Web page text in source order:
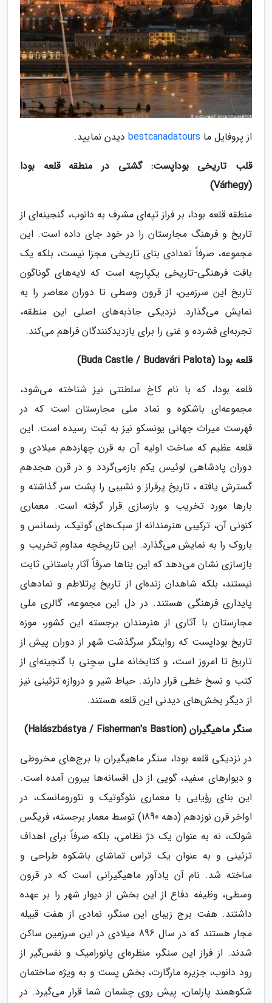
از پروفایل ما bestcanadatours دیدن نمایید.
قلب تاریخی بوداپست: گشتی در منطقه قلعه بودا
(Várhegy)
منطقه قلعه بودا، بر فراز تپه‌ای مشرف به دانوب، گنجینه‌ای از
تاریخ و فرهنگ مجارستان را در خود جای داده است. این
مجموعه، صرفاً تعدادی بنای تاریخی مجزا نیست، بلکه یک
بافت فرهنگی-تاریخی یکپارچه است که لایه‌های گوناگون
تاریخ این سرزمین، از قرون وسطی تا دوران معاصر را به
نمایش می‌گذارد. نزدیکی جاذبه‌های اصلی این منطقه،
تجربه‌ای فشرده و غنی را برای بازدیدکنندگان فراهم می‌کند.
قلعه بودا (Buda Castle / Budavári Palota)
قلعه بودا، که با نام کاخ سلطنتی نیز شناخته می‌شود،
مجموعه‌ای باشکوه و نماد ملی مجارستان است که در
فهرست میراث جهانی یونسکو نیز به ثبت رسیده است. این
قلعه عظیم که ساخت اولیه آن به قرن چهاردهم میلادی و
دوران پادشاهی لوئیس یکم بازمی‌گردد و در قرن هجدهم
گسترش یافته ، تاریخ پرفراز و نشیبی را پشت سر گذاشته و
بارها مورد تخریب و بازسازی قرار گرفته است. معماری
کنونی آن، ترکیبی هنرمندانه از سبک‌های گوتیک، رنسانس و
باروک را به نمایش می‌گذارد. این تاریخچه مداوم تخریب و
بازسازی نشان می‌دهد که این بناها صرفاً آثار باستانی ثابت
نیستند، بلکه شاهدان زنده‌ای از تاریخ پرتلاطم و نمادهای
پایداری فرهنگی هستند. در دل این مجموعه، گالری ملی
مجارستان با آثاری از هنرمندان برجسته این کشور، موزه
تاریخ بوداپست که روایتگر سرگذشت شهر از دوران پیش از
تاریخ تا امروز است، و کتابخانه ملی سِچِنی با گنجینه‌ای از
کتب و نسخ خطی قرار دارند. حیاط شیر و دروازه تزئینی نیز
از دیگر بخش‌های دیدنی این قلعه هستند.
سنگر ماهیگیران (Halászbástya / Fisherman's Bastion)
در نزدیکی قلعه بودا، سنگر ماهیگیران با برج‌های مخروطی
و دیوارهای سفید، گویی از دل افسانه‌ها بیرون آمده است.
این بنای رؤیایی با معماری نئوگوتیک و نئورومانسک، در
اواخر قرن نوزدهم (دهه 1890) توسط معمار برجسته، فریگس
شولک، نه به عنوان یک دژ نظامی، بلکه صرفاً برای اهداف
تزئینی و به عنوان یک تراس تماشای باشکوه طراحی و
ساخته شد. نام آن یادآور ماهیگیرانی است که در قرون
وسطی، وظیفه دفاع از این بخش از دیوار شهر را بر عهده
داشتند. هفت برج زیبای این سنگر، نمادی از هفت قبیله
مجار هستند که در سال 896 میلادی در این سرزمین ساکن
شدند. از فراز این سنگر، منظره‌ای پانورامیک و نفس‌گیر از
رود دانوب، جزیره مارگارت، بخش پست و به ویژه ساختمان
شکوهمند پارلمان، پیش روی چشمان شما قرار می‌گیرد. در